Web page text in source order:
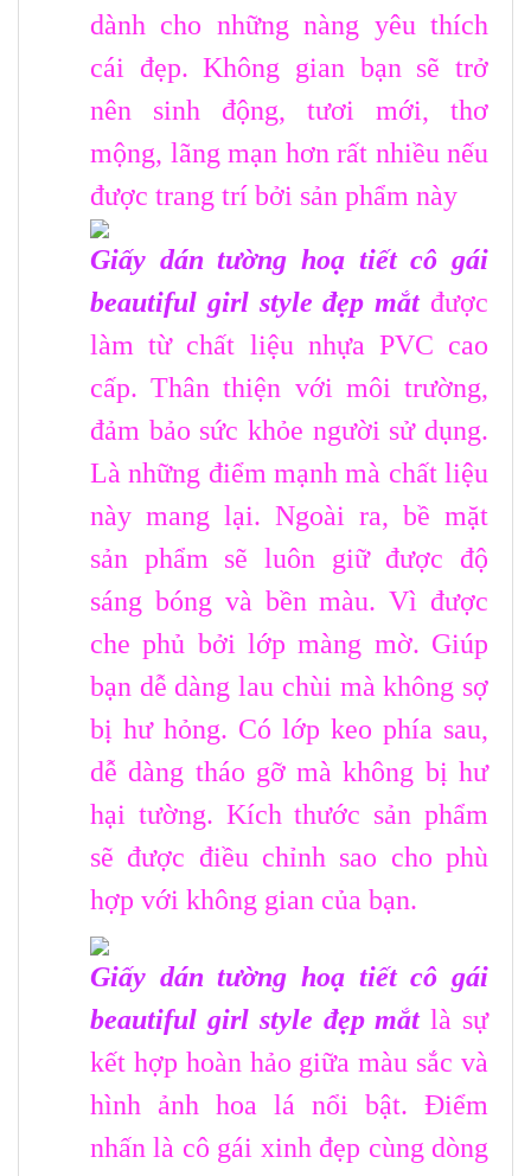
dành cho những nàng yêu thích
cái đẹp. Không gian bạn sẽ trở
nên sinh động, tươi mới, thơ
mộng, lãng mạn hơn rất nhiều nếu
được trang trí bởi sản phẩm này
Giấy dán tường hoạ tiết cô gái
beautiful girl style đẹp mắtđược
làm từ chất liệu nhựa PVC cao
cấp. Thân thiện với môi trường,
đảm bảo sức khỏe người sử dụng.
Là những điểm mạnh mà chất liệu
này mang lại. Ngoài ra, bề mặt
sản phẩm sẽ luôn giữ được độ
sáng bóng và bền màu. Vì được
che phủ bởi lớp màng mờ. Giúp
bạn dễ dàng lau chùi mà không sợ
bị hư hỏng. Có lớp keo phía sau,
dễ dàng tháo gỡ mà không bị hư
hại tường. Kích thước sản phẩm
sẽ được điều chỉnh sao cho phù
hợp với không gian của bạn.
Giấy dán tường hoạ tiết cô gái
beautiful girl style đẹp mắtlà sự
kết hợp hoàn hảo giữa màu sắc và
hình ảnh hoa lá nổi bật. Điểm
nhấn là cô gái xinh đẹp cùng dòng